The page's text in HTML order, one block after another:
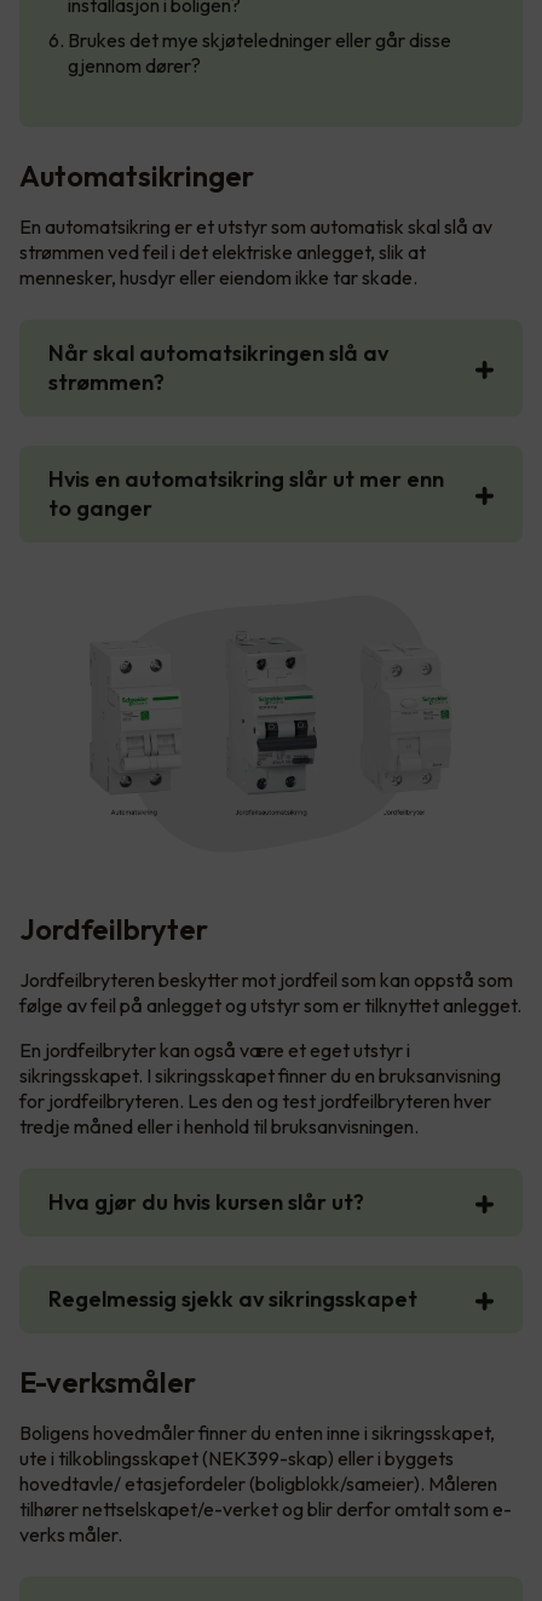
installasjon i boligen?
Brukes det mye skjøteledninger eller går disse
gjennom dører?
Automatsikringer
En automatsikring er et utstyr som automatisk skal slå av
strømmen ved feil i det elektriske anlegget, slik at
mennesker, husdyr eller eiendom ikke tar skade.
Når skal automatsikringen slå av
strømmen?
Hvis en automatsikring slår ut mer enn
to ganger
Jordfeilbryter
Jordfeilbryteren beskytter mot jordfeil som kan oppstå som
følge av feil på anlegget og utstyr som er tilknyttet anlegget.
En jordfeilbryter kan også være et eget utstyr i
sikringsskapet. I sikringsskapet finner du en bruksanvisning
for jordfeilbryteren. Les den og test jordfeilbryteren hver
tredje måned eller i henhold til bruksanvisningen.
Hva gjør du hvis kursen slår ut?
Regelmessig sjekk av sikringsskapet
E-verksmåler
Boligens hovedmåler finner du enten inne i sikringsskapet,
ute i tilkoblingsskapet (NEK399-skap) eller i byggets
hovedtavle/ etasjefordeler (boligblokk/sameier). Måleren
tilhører nettselskapet/e-verket og blir derfor omtalt som e-
verks måler.